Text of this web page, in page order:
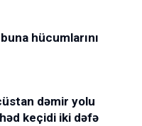
hücumlarını
dəmir yolu
keçidi iki dəfə